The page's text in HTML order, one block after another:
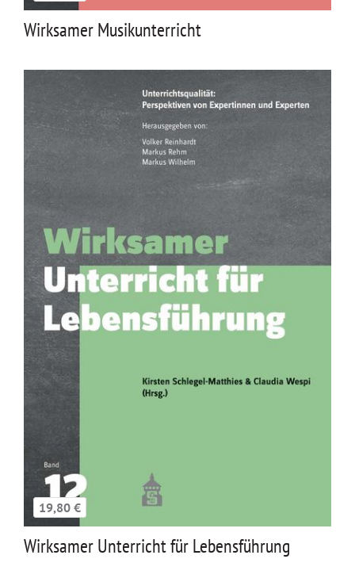
Wirksamer Musikunterricht
19,80 €
Wirksamer Unterricht für Lebensführung